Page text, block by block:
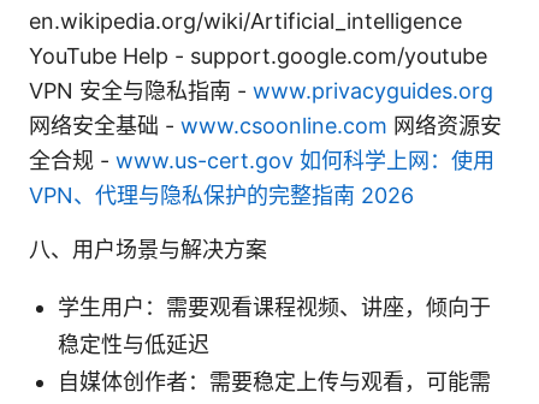
en.wikipedia.org/wiki/Artificial_intelligence
YouTube Help - support.google.com/youtube
VPN 安全与隐私指南 - www.privacyguides.org
网络安全基础 - www.csoonline.com 网络资源安
全合规 - www.us-cert.gov 如何科学上网：使用
VPN、代理与隐私保护的完整指南 2026
八、用户场景与解决方案
学生用户：需要观看课程视频、讲座，倾向于
稳定性与低延迟
自媒体创作者：需要稳定上传与观看，可能需